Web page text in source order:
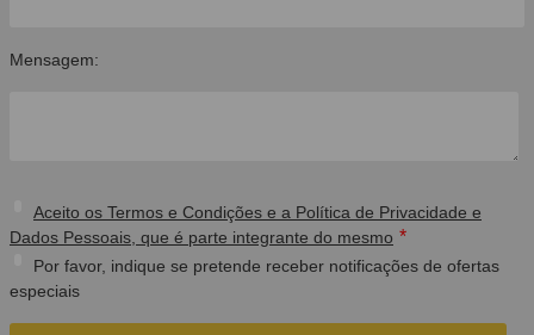
Mensagem:
Aceito os Termos e Condições e a Política de Privacidade e
Dados Pessoais, que é parte integrante do mesmo *
Por favor, indique se pretende receber notificações de ofertas
especiais